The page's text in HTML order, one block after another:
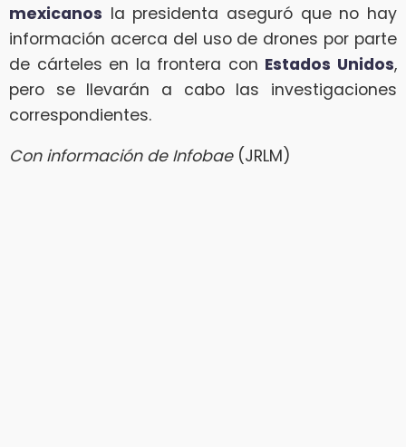
mexicanos la presidenta aseguró que no hay
información acerca del uso de drones por parte
de cárteles en la frontera con Estados Unidos,
pero se llevarán a cabo las investigaciones
correspondientes.
Con información de Infobae(JRLM)